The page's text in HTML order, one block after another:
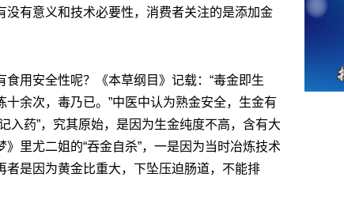
没有意义和技术必要性，消费者关注的是添加金
用安全性呢？《本草纲目》记载：“毒金即生
余次，毒乃已。”中医中认为熟金安全，生金有
入药”，究其原始，是因为生金纯度不高，含有大
里尤二姐的“吞金自杀”，一是因为当时冶炼技术
者是因为黄金比重大，下坠压迫肠道，不能排